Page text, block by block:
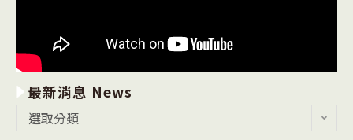
最新消息 News
選取分類